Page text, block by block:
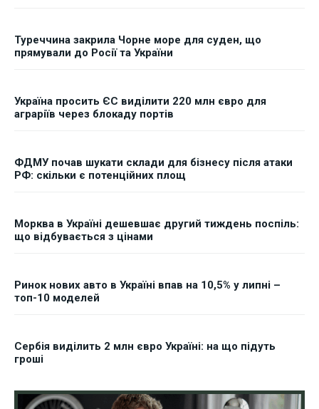
Туреччина закрила Чорне море для суден, що
прямували до Росії та України
Україна просить ЄС виділити 220 млн євро для
аграріїв через блокаду портів
ФДМУ почав шукати склади для бізнесу після атаки
РФ: скільки є потенційних площ
Морква в Україні дешевшає другий тиждень поспіль:
що відбувається з цінами
Ринок нових авто в Україні впав на 10,5% у липні –
топ-10 моделей
Сербія виділить 2 млн євро Україні: на що підуть
гроші